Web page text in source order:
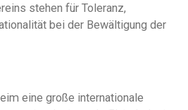
stehen für Toleranz,
bei der Bewältigung der
eine große internationale